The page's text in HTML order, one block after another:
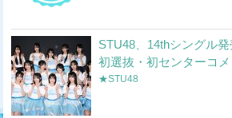
STU48、14thシングル
初選抜・初センターコメ
★STU48